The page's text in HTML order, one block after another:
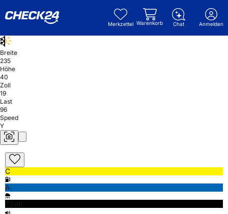
Merkzettel Warenkorb Chat Anmelden
Breite
235
Höhe
40
Zoll
19
Last
96
Speed
Y
C
A
72db